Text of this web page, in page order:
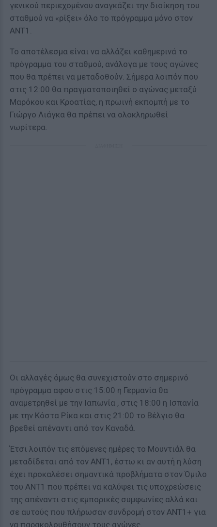
γενικού περιεχομένου αναγκάζει την διοίκηση του
σταθμού να «ρίξει» όλο το πρόγραμμα μόνο στον
ΑΝΤ1.
Το αποτέλεσμα είναι να αλλάζει καθημερινά το
πρόγραμμα του σταθμού, ανάλογα με τους αγώνες
που θα πρέπει να μεταδοθούν. Σήμερα λοιπόν που
στις 12:00 θα πραγματοποιηθεί ο αγώνας μεταξύ
Μαρόκου και Κροατίας, η πρωινή εκπομπή με το
Γιώργο Λιάγκα θα πρέπει να ολοκληρωθεί
νωρίτερα.
Οι αλλαγές όμως θα συνεχιστούν στο σημερινό
πρόγραμμα αφού στις 15:00 η Γερμανία θα
αναμετρηθεί με την Ιαπωνία , στις 18:00 η Ισπανία
με την Κόστα Ρίκα και στις 21:00 το Βέλγιο θα
βρεθεί απέναντι από τον Καναδά.
Έτσι λοιπόν τις επόμενες ημέρες το Μουντιάλ θα
μεταδίδεται από τον ΑΝΤ1, έστω κι αν αυτή η λύση
έχει προκαλέσει σημαντικά προβλήματα στον Όμιλο
του ΑΝΤ1 που πρέπει να καλύψει τις υποχρεώσεις
της απέναντι στις εμπορικές συμφωνίες αλλά και
σε αυτούς που πλήρωσαν συνδρομή στον ΑΝΤ1+ για
να παρακολουθήσουν τους αγώνες.